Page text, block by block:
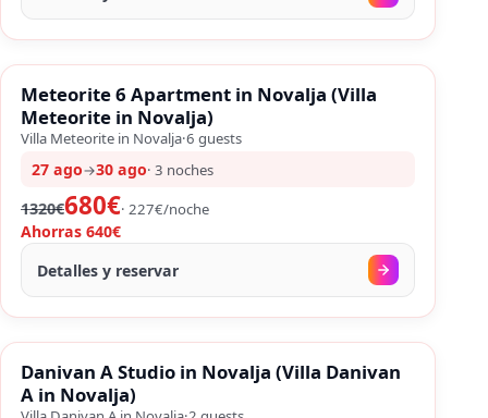
SALES
−48
FIN DE SEMANA LARGO
Meteorite 6 Apartment in Novalja (Villa
Meteorite in Novalja)
Villa Meteorite in Novalja·6 guests
27 ago→30 ago· 3 noches
1320€680€· 227€/noche
Ahorras 640€
Detalles y reservar
SALES
−15%
FIN DE SEMANA LARGO
Danivan A Studio in Novalja (Villa Danivan
A in Novalja)